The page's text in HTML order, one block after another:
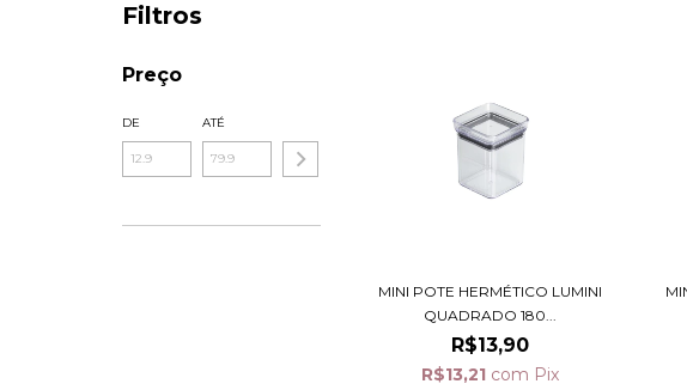
Filtros
Preço
DE ATÉ
MINI POTE HERMÉTICO LUMINI
QUADRADO 180...
R$13,90
R$13,21 com Pix